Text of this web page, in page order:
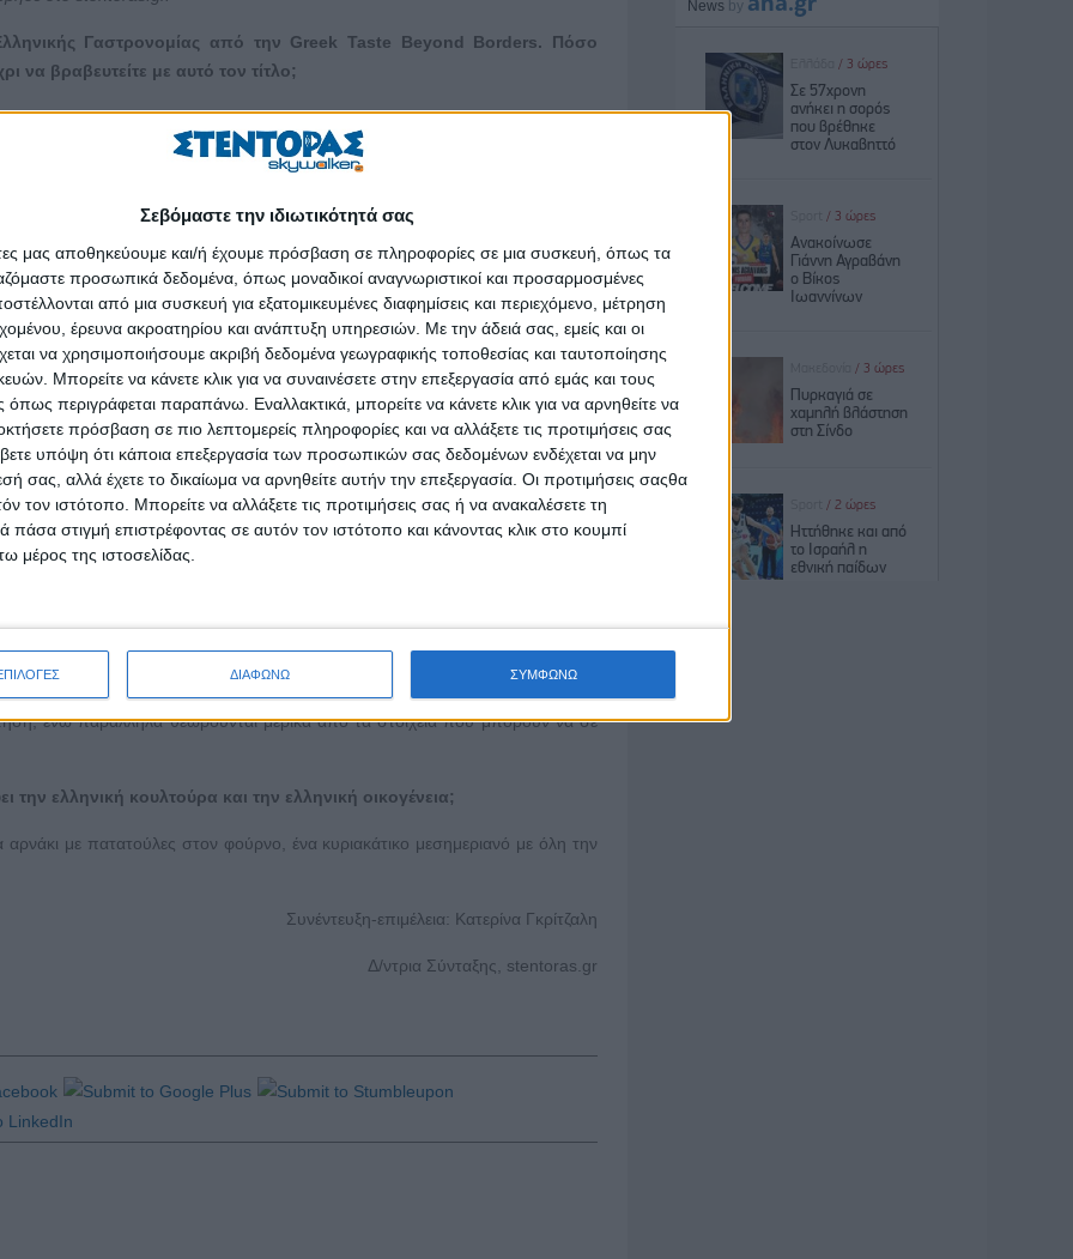
Σεβόμαστε την ιδιωτικότητά σας
μας αποθηκεύουμε και/ή έχουμε πρόσβαση σε πληροφορίες σε μια συσκευή, όπως τα
προσωπικά δεδομένα, όπως μοναδικοί αναγνωριστικοί και προσαρμοσμένες
από μια συσκευή για εξατομικευμένες διαφημίσεις και περιεχόμενο, μέτρηση
έρευνα ακροατηρίου και ανάπτυξη υπηρεσιών. Με την άδειά σας, εμείς και οι
να χρησιμοποιήσουμε ακριβή δεδομένα γεωγραφικής τοποθεσίας και ταυτοποίησης
Μπορείτε να κάνετε κλικ για να συναινέσετε στην επεξεργασία από εμάς και τους
περιγράφεται παραπάνω. Εναλλακτικά, μπορείτε να κάνετε κλικ για να αρνηθείτε να
πρόσβαση σε πιο λεπτομερείς πληροφορίες και να αλλάξετε τις προτιμήσεις σας
υπόψη ότι κάποια επεξεργασία των προσωπικών σας δεδομένων ενδέχεται να μην
σας, αλλά έχετε το δικαίωμα να αρνηθείτε αυτήν την επεξεργασία. Οι προτιμήσεις σαςθα
τον ιστότοπο. Μπορείτε να αλλάξετε τις προτιμήσεις σας ή να ανακαλέσετε τη
στιγμή επιστρέφοντας σε αυτόν τον ιστότοπο και κάνοντας κλικ στο κουμπί
μέρος της ιστοσελίδας.
ΔΙΑΦΩΝΩ ΣΥΜΦΩΝΩ
Γαστρονομίας από την Greek Taste Beyond Borders. Πόσο
βραβευτείτε με αυτό τον τίτλο;
δυσκολίες παρά ευκολίες. Το σίγουρο είναι πως, όπως και να ’χει, θα
της πορείας σας; Πώς τις διαχειριστήκατε; Σας επηρέασαν; Σας
κλίμα σε επαγγελματικούς χώρους, αλλά πιστεύω ότι αν είσαι αληθινός
Αν είσαι σίγουρος, εργατικός και πιστεύεις στη δουλειά σου, τίποτα δεν
γιατί ακόμα και μέσα από τις δύσκολες στιγμές μαθαίνεις!
ασχοληθούν επαγγελματικά στις μέρες μας με τη μαγειρική-
είναι προσγειωμένοι.
και της εστίασης ή να γίνουν αναγνωρίσιμοι στο ευρύ κοινό
η γνώμη σας για αυτά;
έχει πολλά παρακλάδια. Ένα είναι το σίγουρο, ότι όσο πιο πολύ
αντοχή στο στομάχι σου θα πρέπει να έχεις!
το ταλέντο;
και ο ζήλος που δείχνεις, καθώς και το να μην κοιτάς το ρολόι την ώρα που
ενώ παράλληλα θεωρούνται μερικά από τα στοιχεία που μπορούν να σε
ελληνική κουλτούρα και την ελληνική οικογένεια;
με πατατούλες στον φούρνο, ένα κυριακάτικο μεσημεριανό με όλη την
Συνέντευξη-επιμέλεια: Κατερίνα Γκρίτζαλη
Δ/ντρια Σύνταξης, stentoras.gr